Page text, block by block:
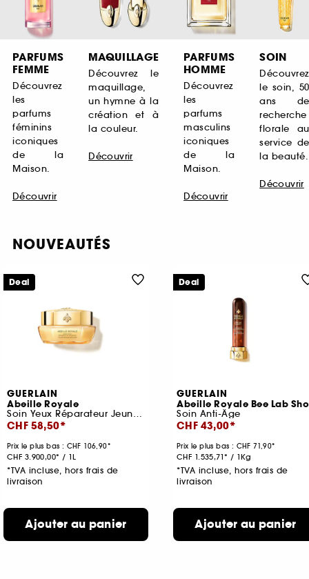
PARFUMS
FEMME
Découvrez
les
parfums
féminins
iconiques
de la
Maison.
Découvrir
MAQUILLAGE
Découvrez le
maquillage,
un hymne à la
création et à
la couleur.
Découvrir
PARFUMS
HOMME
Découvrez
les
parfums
masculins
iconiques
de la
Maison.
Découvrir
SOIN
Découvrez
le soin, 50
ans de
recherche
florale au
service de
la beauté.
Découvrir
NOUVEAUTÉS
GUERLAIN
Abeille Royale
Soin Yeux Réparateur Jeunesse
CHF 58,50
Prix le plus bas : CHF 106,90
CHF 3.900,00 / 1L
*TVA incluse, hors frais de
livraison
Ajouter au panier
Deal
GUERLAIN
Abeille Royale Bee Lab
Soin Anti-Âge
CHF 43,00
Prix le plus bas : CHF 71,90
CHF 1.535,71 / 1Kg
*TVA incluse, hors frais de
livraison
Ajouter au panier
Deal